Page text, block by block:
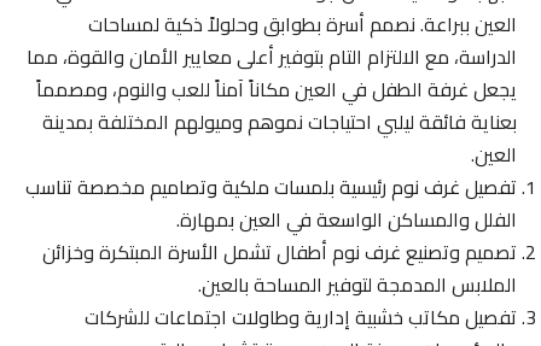
العين ببراعة. نصمم أسرة بطوابق وحلولاً ذكية لمساحات
الدراسة، مع الالتزام التام بتوفير أعلى معايير الأمان والقوة، مما
يجعل غرفة الطفل في العين مكاناً آمناً للعب والنوم، ومصمماً
بعناية فائقة ليلبي احتياجات نموهم وميولهم المختلفة بمدينة
العين.
تفصيل غرف نوم رئيسية بلمسات ملكية وتصاميم مخصصة تناسب
الفلل والمساكن الواسعة في العين بمهارة.
تصميم وتصنيع غرف نوم أطفال تشمل الأسرة المبتكرة وخزائن
الملابس المدمجة لتوفير المساحة بالعين.
تفصيل مكاتب خشبية إدارية وطاولات اجتماعات للشركات